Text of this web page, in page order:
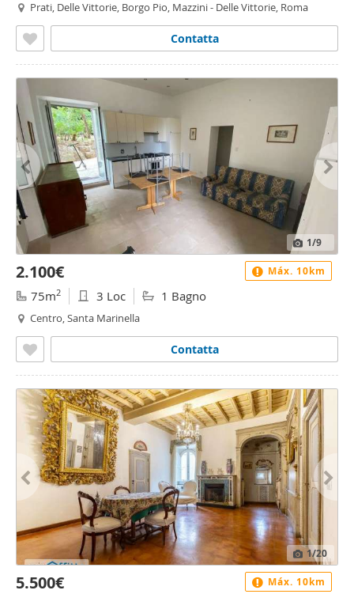
Prati, Delle Vittorie, Borgo Pio, Mazzini - Delle Vittorie, Roma
Contatta
1/9
2.100€
75m2 3 Loc 1 Bagno
Centro, Santa Marinella
Contatta
Máx. 10km
1/20
5.500€ Máx. 10km